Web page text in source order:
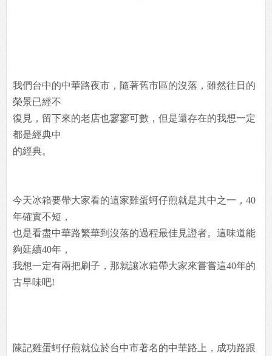
我們台中的中華路夜市，隨著舊市區的沒落，雖然往日的
榮景已經不
復見，留下來的老店也寥寥可數，但是還存在的我想一定
都是經典中
的經典。
今天冰箱要帶大家看的這家雞蛋蚵仔煎就是其中之一，40
年確實不短，
也是看盡中華路繁華到沒落的過程最佳見證者。這味道能
夠延續40年，
我想一定有兩把刷子，那就讓冰箱帶大家來嘗嘗這40年的
古早味吧!
陳記雞蛋蚵仔煎就位於台中市著名的中華路上，成功路跟